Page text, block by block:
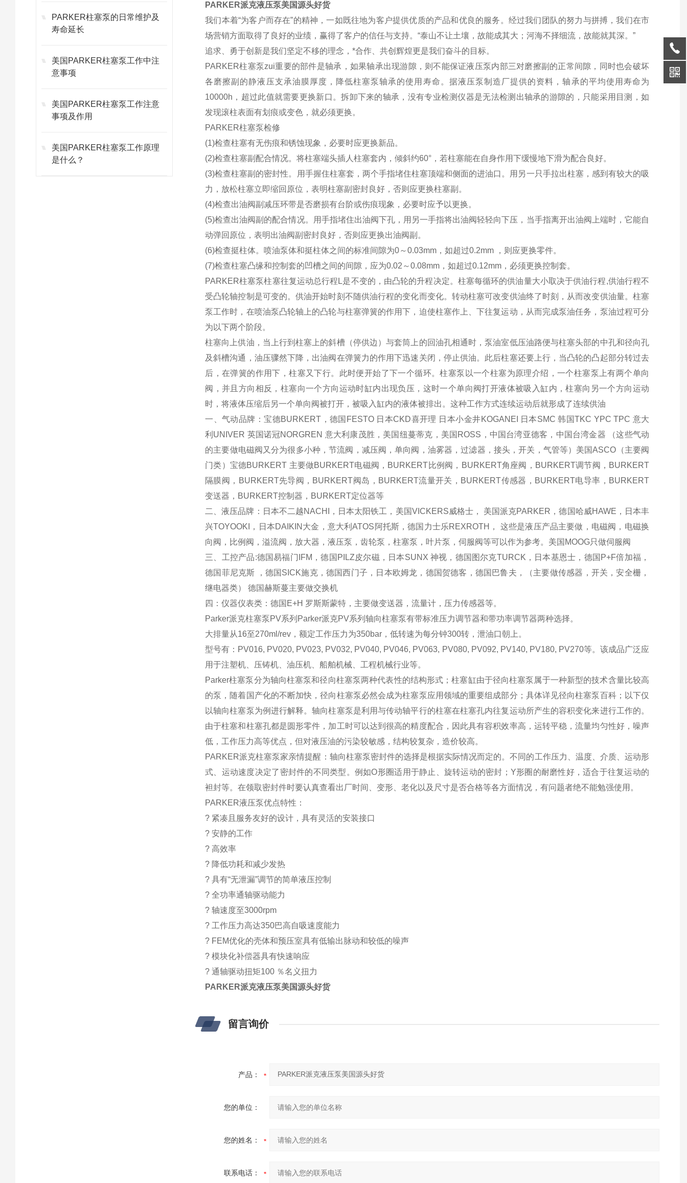
PARKER柱塞泵的日常维护及
寿命延长
美国PARKER柱塞泵工作中注
意事项
美国PARKER柱塞泵工作注意
事项及作用
美国PARKER柱塞泵工作原理
是什么？
PARKER派克液压泵美国源头好货
我们本着“为客户而存在”的精神，一如既往地为客户提供优质的产品和优良的服务。经过我们团队的努力与拼搏，我们在市
场营销方面取得了良好的业绩，赢得了客户的信任与支持。“泰山不让土壤，故能成其大；河海不择细流，故能就其深。”
追求、勇于创新是我们坚定不移的理念，*合作、共创辉煌更是我们奋斗的目标。
PARKER柱塞泵zui重要的部件是轴承，如果轴承出现游隙，则不能保证液压泵内部三对磨擦副的正常间隙，同时也会破坏
各磨擦副的静液压支承油膜厚度，降低柱塞泵轴承的使用寿命。据液压泵制造厂提供的资料，轴承的平均使用寿命为
10000h，超过此值就需要更换新口。拆卸下来的轴承，没有专业检测仪器是无法检测出轴承的游隙的，只能采用目测，如
发现滚柱表面有划痕或变色，就必须更换。
PARKER柱塞泵检修
(1)检查柱塞有无伤痕和锈蚀现象，必要时应更换新品。
(2)检查柱塞副配合情况。将柱塞端头插人柱塞套内，倾斜约60°，若柱塞能在自身作用下缓慢地下滑为配合良好。
(3)检查柱塞副的密封性。用手握住柱塞套，两个手指堵住柱塞顶端和侧面的进油口。用另一只手拉出柱塞，感到有较大的吸
力，放松柱塞立即缩回原位，表明柱塞副密封良好，否则应更换柱塞副。
(4)检查出油阀副减压环带是否磨损有台阶或伤痕现象，必要时应予以更换。
(5)检查出油阀副的配合情况。用手指堵住出油阀下孔，用另一手指将出油阀轻轻向下压，当手指离开出油阀上端时，它能自
动弹回原位，表明出油阀副密封良好，否则应更换出油阀副。
(6)检查挺柱体。喷油泵体和挺柱体之间的标准间隙为0～0.03mm，如超过0.2mm ，则应更换零件。
(7)检查柱塞凸缘和控制套的凹槽之间的间隙，应为0.02～0.08mm，如超过0.12mm，必须更换控制套。
PARKER柱塞泵柱塞往复运动总行程L是不变的，由凸轮的升程决定。柱塞每循环的供油量大小取决于供油行程,供油行程不
受凸轮轴控制是可变的。供油开始时刻不随供油行程的变化而变化。转动柱塞可改变供油终了时刻，从而改变供油量。柱塞
泵工作时，在喷油泵凸轮轴上的凸轮与柱塞弹簧的作用下，迫使柱塞作上、下往复运动，从而完成泵油任务，泵油过程可分
为以下两个阶段。
柱塞向上供油，当上行到柱塞上的斜槽（停供边）与套筒上的回油孔相通时，泵油室低压油路便与柱塞头部的中孔和径向孔
及斜槽沟通，油压骤然下降，出油阀在弹簧力的作用下迅速关闭，停止供油。此后柱塞还要上行，当凸轮的凸起部分转过去
后，在弹簧的作用下，柱塞又下行。此时便开始了下一个循环。柱塞泵以一个柱塞为原理介绍，一个柱塞泵上有两个单向
阀，并且方向相反，柱塞向一个方向运动时缸内出现负压，这时一个单向阀打开液体被吸入缸内，柱塞向另一个方向运动
时，将液体压缩后另一个单向阀被打开，被吸入缸内的液体被排出。这种工作方式连续运动后就形成了连续供油
一、气动品牌：宝德BURKERT，德国FESTO 日本CKD喜开理 日本小金井KOGANEI 日本SMC 韩国TKC YPC TPC 意大
利UNIVER 英国诺冠NORGREN 意大利康茂胜，美国纽蔓蒂克，美国ROSS，中国台湾亚德客，中国台湾金器 （这些气动
的主要做电磁阀又分为很多小种，节流阀，减压阀，单向阀，油雾器，过滤器，接头，开关，气管等）美国ASCO（主要阀
门类）宝德BURKERT 主要做BURKERT电磁阀，BURKERT比例阀，BURKERT角座阀，BURKERT调节阀，BURKERT
隔膜阀，BURKERT先导阀，BURKERT阀岛，BURKERT流量开关，BURKERT传感器，BURKERT电导率，BURKERT
变送器，BURKERT控制器，BURKERT定位器等
二、液压品牌：日本不二越NACHI，日本太阳铁工，美国VICKERS威格士， 美国派克PARKER，德国哈威HAWE，日本丰
兴TOYOOKI，日本DAIKIN大金，意大利ATOS阿托斯，德国力士乐REXROTH， 这些是液压产品主要做，电磁阀，电磁换
向阀，比例阀，溢流阀，放大器，液压泵，齿轮泵，柱塞泵，叶片泵，伺服阀等可以作为参考。美国MOOG只做伺服阀
三、工控产品:德国易福门IFM，德国PILZ皮尔磁，日本SUNX 神视，德国图尔克TURCK，日本基恩士，德国P+F倍加福，
德国菲尼克斯 ，德国SICK施克，德国西门子，日本欧姆龙，德国贺德客，德国巴鲁夫，（主要做传感器，开关，安全栅，
继电器类） 德国赫斯蔓主要做交换机
四：仪器仪表类：德国E+H 罗斯斯蒙特，主要做变送器，流量计，压力传感器等。
Parker派克柱塞泵PV系列Parker派克PV系列轴向柱塞泵有带标准压力调节器和带功率调节器两种选择。
大排量从16至270ml/rev，额定工作压力为350bar，低转速为每分钟300转，泄油口朝上。
型号有：PV016, PV020, PV023, PV032, PV040, PV046, PV063, PV080, PV092, PV140, PV180, PV270等。该成品广泛应
用于注塑机、压铸机、油压机、船舶机械、工程机械行业等。
Parker柱塞泵分为轴向柱塞泵和径向柱塞泵两种代表性的结构形式；柱塞缸由于径向柱塞泵属于一种新型的技术含量比较高
的泵，随着国产化的不断加快，径向柱塞泵必然会成为柱塞泵应用领域的重要组成部分；具体详见径向柱塞泵百科；以下仅
以轴向柱塞泵为例进行解释。轴向柱塞泵是利用与传动轴平行的柱塞在柱塞孔内往复运动所产生的容积变化来进行工作的。
由于柱塞和柱塞孔都是圆形零件，加工时可以达到很高的精度配合，因此具有容积效率高，运转平稳，流量均匀性好，噪声
低，工作压力高等优点，但对液压油的污染较敏感，结构较复杂，造价较高。
PARKER派克柱塞泵家亲情提醒：轴向柱塞泵密封件的选择是根据实际情况而定的。不同的工作压力、温度、介质、运动形
式、运动速度决定了密封件的不同类型。例如O形圈适用于静止、旋转运动的密封；Y形圈的耐磨性好，适合于往复运动的
袒封等。在领取密封件时要认真查看出厂时间、变形、老化以及尺寸是否合格等各方面情况，有问题者绝不能勉强使用。
PARKER液压泵优点特性：
? 紧凑且服务友好的设计，具有灵活的安装接口
? 安静的工作
? 高效率
? 降低功耗和减少发热
? 具有“无泄漏”调节的简单液压控制
? 全功率通轴驱动能力
? 轴速度至3000rpm
? 工作压力高达350巴高自吸速度能力
? FEM优化的壳体和预压室具有低输出脉动和较低的噪声
? 模块化补偿器具有快速响应
? 通轴驱动扭矩100 ％名义扭力
PARKER派克液压泵美国源头好货
留言询价
产品：
您的单位：
您的姓名：
联系电话：